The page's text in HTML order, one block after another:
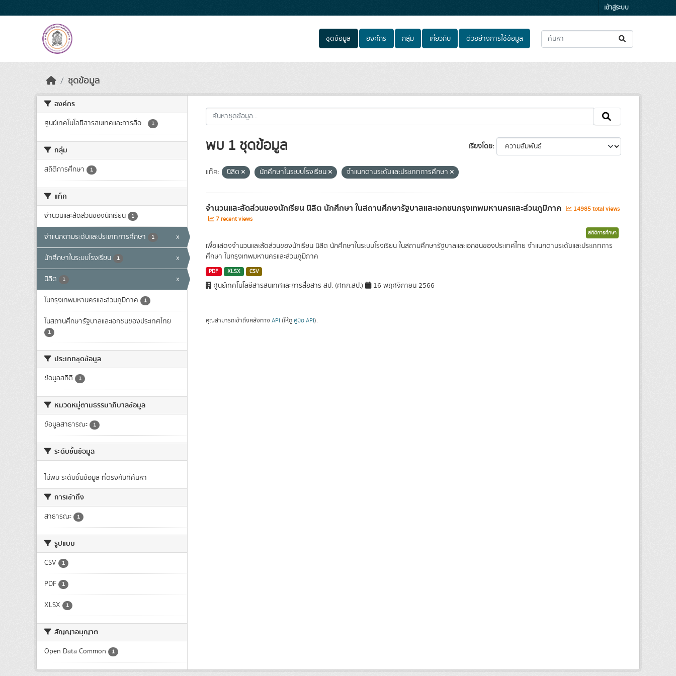
เข้าสู่ระบบ
ชุดข้อมูล องค์กร กลุ่ม เกี่ยวกับ ตัวอย่างการใช้ข้อมูล
ชุดข้อมูล
องค์กร
ศูนย์เทคโนโลยีสารสนเทศและการสื่อ... 1
กลุ่ม
สถิติการศึกษา 1
แท็ค
จำนวนและสัดส่วนของนักเรียน 1
จำแนกตามระดับและประเภทการศึกษา 1 x
นักศึกษาในระบบโรงเรียน 1 x
นิสิต 1 x
ในกรุงเทพมหานครและส่วนภูมิภาค 1
ในสถานศึกษารัฐบาลและเอกชนของประเทศไทย
1
ประเภทชุดข้อมูล
ข้อมูลสถิติ 1
หมวดหมู่ตามธรรมาภิบาลข้อมูล
ข้อมูลสาธารณะ 1
ระดับชั้นข้อมูล
ไม่พบ ระดับชั้นข้อมูล ที่ตรงกับที่ค้นหา
การเข้าถึง
สาธารณะ 1
รูปแบบ
CSV 1
PDF 1
XLSX 1
สัญญาอนุญาต
Open Data Common 1
เรียงโดย
พบ 1 ชุดข้อมูล
แท็ค: นิสิต นักศึกษาในระบบโรงเรียน จำแนกตามระดับและประเภทการศึกษา
จำนวนและสัดส่วนของนักเรียน นิสิต นักศึกษา ในสถานศึกษารัฐบาลและเอกชนกรุงเทพมหานครและส่วนภูมิภาค
14985 total views
7 recent views
สถิติการศึกษา
เพื่อแสดงจำนวนและสัดส่วนของนักเรียน นิสิต นักศึกษาในระบบโรงเรียน ในสถานศึกษารัฐบาลและเอกชนของประเทศไทย จำแนกตามระดับและประเภทการ
ศึกษา ในกรุงเทพมหานครและส่วนภูมิภาค
PDF XLSX CSV
ศูนย์เทคโนโลยีสารสนเทศและการสื่อสาร สป. (ศทก.สป.) 16 พฤศจิกายน 2566
คุณสามารถเข้าถึงคลังทาง API (ให้ดู คู่มือ API).